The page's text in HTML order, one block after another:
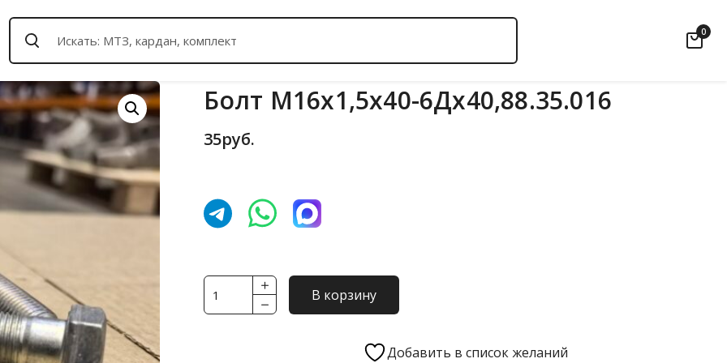
0
Болт М16х1,5х40-6Дх40,88.35.016
35руб.
Количество
товара
В корзину
Добавить в список желаний